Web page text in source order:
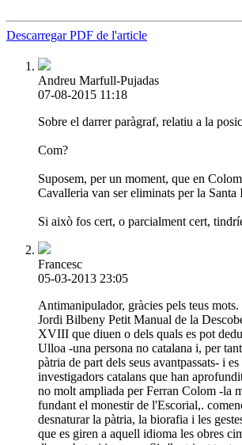
Descarregar PDF de l'article
Andreu Marfull-Pujadas
07-08-2015 11:18
Sobre el darrer paràgraf, relatiu a la
Com?
Suposem, per un moment, que en
Cavalleria van ser eliminats per la
Si això fos cert, o parcialment cert,
Francesc
05-03-2013 23:05
Antimanipulador, gràcies pels teus
Jordi Bilbeny Petit Manual de la
XVIII que diuen o dels quals es pot
Ulloa -una persona no catalana i, per
pàtria de part dels seus avantpassats- i
investigadors catalans que han
no molt ampliada per Ferran Colom -la
fundant el monestir de l'Escorial,.
desnaturar la pàtria, la biorafia i les
que es giren a aquell idioma les obres